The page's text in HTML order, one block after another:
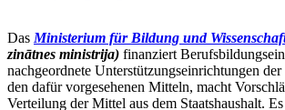
Das Ministerium für Bildung und
zinātnes ministrija) finanziert
nachgeordnete Unterstützungseinrichtungen
den dafür vorgesehenen Mitteln, macht
Verteilung der Mittel aus dem Staatshaushalt.